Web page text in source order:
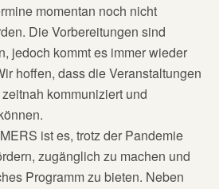
momentan noch nicht
Die Vorbereitungen sind
jedoch kommt es immer wieder
hoffen, dass die Veranstaltungen
kommuniziert und
ist es, trotz der Pandemie
zugänglich zu machen und
Programm zu bieten. Neben